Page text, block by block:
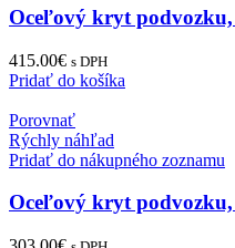
Oceľový kryt
415.00€ s DPH
Pridať do košíka
Porovnať
Rýchly náhľad
Pridať do nákupného zoznamu
Oceľový kryt